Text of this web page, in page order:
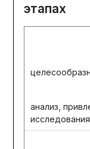
этапах
анализ,
исследования